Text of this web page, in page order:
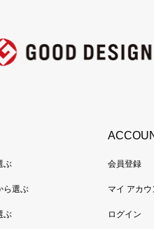
ぶ
ら選ぶ
ぶ
会員登録
マイ アカウ
ログイン